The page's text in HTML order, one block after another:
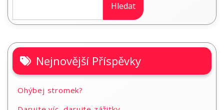
Hledat
Nejnovější Příspěvky
Ohýbej stromek?